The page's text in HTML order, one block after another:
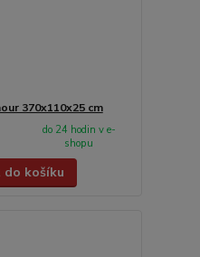
370x110x25 cm
do 24 hodin v e-
shopu
do košíku